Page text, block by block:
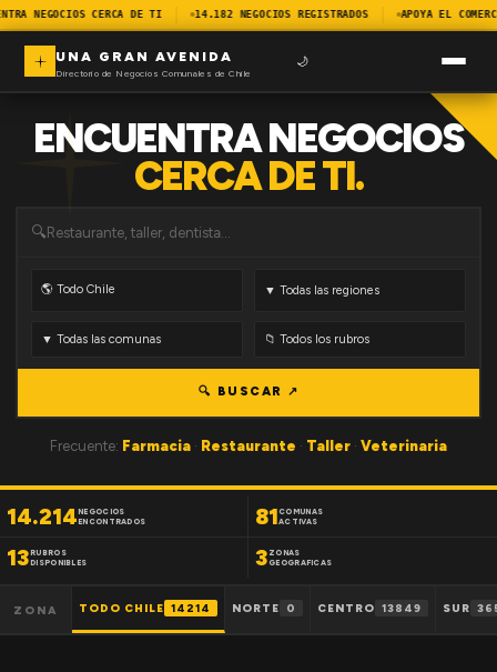
NEGOCIOS CERCA DE TI 14.182 NEGOCIOS REGISTRADOS APOYA EL
UNA GRAN AVENIDA
Directorio de Negocios Comunales de Chile
🌙
ENCUENTRA NEGOCIOS
CERCA DE TI.
🔍
🔍 BUSCAR ↗
Frecuente: Farmacia · Restaurante · Taller · Veterinaria
14.214NEGOCIOS
ENCONTRADOS
81 COMUNAS
ACTIVAS
13RUBROS
DISPONIBLES
3 ZONAS
GEOGRAFICAS
ZONA TODO CHILE 14214 NORTE 0 CENTRO 13849 SUR